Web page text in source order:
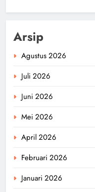
Arsip
Agustus 2026
Juli 2026
Juni 2026
Mei 2026
April 2026
Februari 2026
Januari 2026